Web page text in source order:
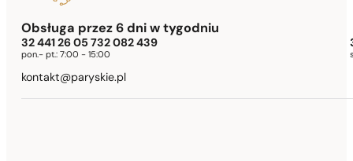
Obsługa przez 6 dni w tygodniu
32 441 26 05 732 082 439
pon.- pt.: 7:00 - 15:00
kontakt@paryskie.pl